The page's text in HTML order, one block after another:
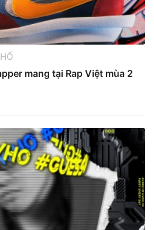
mang tại Rap Việt mùa 2